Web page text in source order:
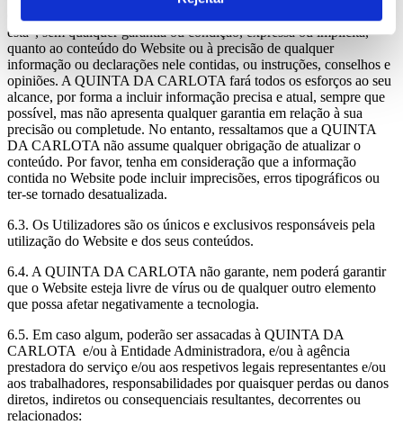
6.2. A informação disponibilizada no Website é fornecida “como
está”, sem qualquer garantia ou condição, expressa ou implícita,
quanto ao conteúdo do Website ou à precisão de qualquer
informação ou declarações nele contidas, ou instruções, conselhos e
opiniões. A QUINTA DA CARLOTA fará todos os esforços ao seu
alcance, por forma a incluir informação precisa e atual, sempre que
possível, mas não apresenta qualquer garantia em relação à sua
precisão ou completude. No entanto, ressaltamos que a QUINTA
DA CARLOTA não assume qualquer obrigação de atualizar o
conteúdo. Por favor, tenha em consideração que a informação
contida no Website pode incluir imprecisões, erros tipográficos ou
ter-se tornado desatualizada.
6.3. Os Utilizadores são os únicos e exclusivos responsáveis pela
utilização do Website e dos seus conteúdos.
6.4. A QUINTA DA CARLOTA não garante, nem poderá garantir
que o Website esteja livre de vírus ou de qualquer outro elemento
que possa afetar negativamente a tecnologia.
6.5. Em caso algum, poderão ser assacadas à QUINTA DA
CARLOTA e/ou à Entidade Administradora, e/ou à agência
prestadora do serviço e/ou aos respetivos legais representantes e/ou
aos trabalhadores, responsabilidades por quaisquer perdas ou danos
diretos, indiretos ou consequenciais resultantes, decorrentes ou
relacionados: